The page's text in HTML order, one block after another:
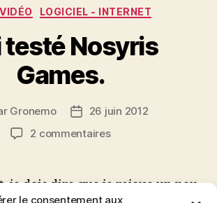
le consentement aux
Catégories
LOGICIEL - INTERNET
testé Nosyris
Games.
Gronemo
Date
de
26 juin 2012
2 commentairessur
Nosyris
je dois dire que je rejoue un peu